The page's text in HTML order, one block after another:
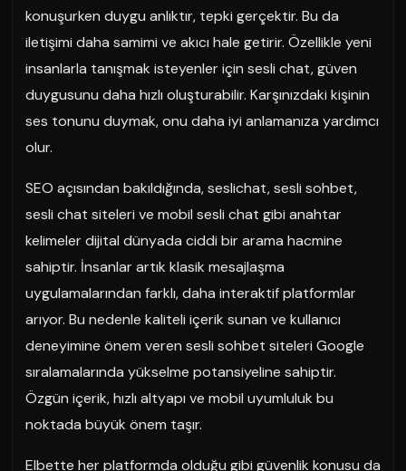
konuşurken duygu anlıktır, tepki gerçektir. Bu da
iletişimi daha samimi ve akıcı hale getirir. Özellikle yeni
insanlarla tanışmak isteyenler için sesli chat, güven
duygusunu daha hızlı oluşturabilir. Karşınızdaki kişinin
ses tonunu duymak, onu daha iyi anlamanıza yardımcı
olur.
SEO açısından bakıldığında, seslichat, sesli sohbet,
sesli chat siteleri ve mobil sesli chat gibi anahtar
kelimeler dijital dünyada ciddi bir arama hacmine
sahiptir. İnsanlar artık klasik mesajlaşma
uygulamalarından farklı, daha interaktif platformlar
arıyor. Bu nedenle kaliteli içerik sunan ve kullanıcı
deneyimine önem veren sesli sohbet siteleri Google
sıralamalarında yükselme potansiyeline sahiptir.
Özgün içerik, hızlı altyapı ve mobil uyumluluk bu
noktada büyük önem taşır.
Elbette her platformda olduğu gibi güvenlik konusu da